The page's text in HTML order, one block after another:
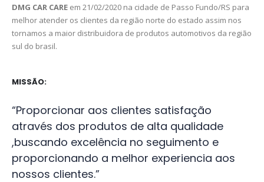
DMG CAR CARE em 21/02/2020 na cidade de Passo Fundo/RS para
melhor atender os clientes da região norte do estado assim nos
tornamos a maior distribuidora de produtos automotivos da região
sul do brasil.
MISSÃO:
“Proporcionar aos clientes satisfação
através dos produtos de alta qualidade
,buscando excelência no seguimento e
proporcionando a melhor experiencia aos
nossos clientes.”